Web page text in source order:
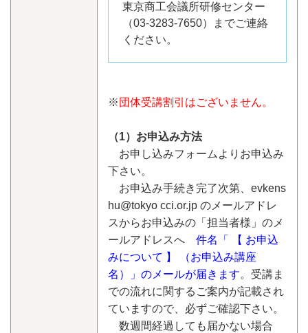
東京商工会議所研修センター
（03-3283-7650）までご連絡
ください。
※ 団体受講割引はございません。
（1）お申込み方法
お申し込みフォームよりお申込み
下さい。
お申込み手続き完了次第、evkens
hu@tokyo cci.or.jp のメールアドレ
スからお申込みの「担当者様」のメ
ールアドレスへ 件名「 【 お申込
みについて 】 （お申込み講座
名）」のメールが届きます。受講ま
での流れに関するご案内が記載され
ていますので、必ずご確認下さい。
数週間経過しても届かない場合